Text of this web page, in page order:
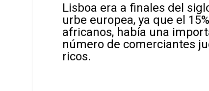
Lisboa era a finales del
urbe europea, ya que el
africanos, había una
número de comerciantes
ricos.